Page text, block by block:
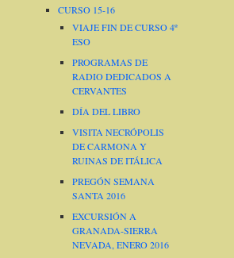
CURSO 15-16
VIAJE FIN DE CURSO 4º
ESO
PROGRAMAS DE
RADIO DEDICADOS A
CERVANTES
DÍA DEL LIBRO
VISITA NECRÓPOLIS
DE CARMONA Y
RUINAS DE ITÁLICA
PREGÓN SEMANA
SANTA 2016
EXCURSIÓN A
GRANADA-SIERRA
NEVADA, ENERO 2016